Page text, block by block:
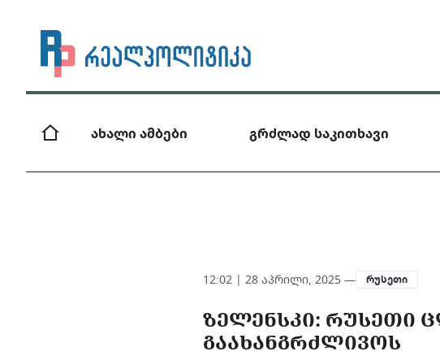
ახალი ამბები გრძლად საკითხავი
12:02 | 28 აპრილი, 2025 — რუსეთი
ᲖᲔᲚᲔᲜᲡᲙᲘ: ᲠᲣᲡᲔᲗᲘ
ᲒᲐᲐᲮᲐᲜᲒᲠᲫᲚᲘᲕᲝᲡ